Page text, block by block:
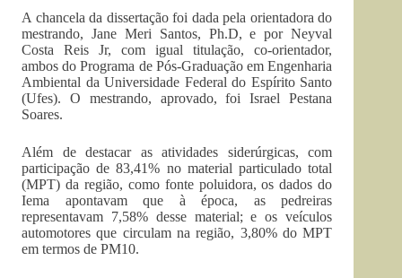
A chancela da dissertação foi dada pela orientadora do
mestrando, Jane Meri Santos, Ph.D, e porNeyval
Costa ReisJr, com igual titulação, co-orientador,
ambos do Programa de Pós-Graduação em Engenharia
Ambiental da Universidade Federal do Espírito Santo
(Ufes). O mestrando, aprovado, foi Israel Pestana
Soares.
Além de destacar as atividades siderúrgicas, com
participação de 83,41% no material particulado total
(MPT) da região, como fonte poluidora, os dados do
Iema apontavam que à época, as pedreiras
representavam 7,58% desse material; e os veículos
automotores que circulam na região, 3,80% doMPT
em termos de PM10.